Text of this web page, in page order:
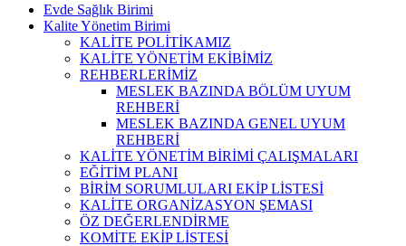
Evde Sağlık Birimi
Kalite Yönetim Birimi
KALİTE POLİTİKAMIZ
KALİTE YÖNETİM EKİBİMİZ
REHBERLERİMİZ
MESLEK BAZINDA BÖLÜM UYUM
REHBERİ
MESLEK BAZINDA GENEL UYUM
REHBERİ
KALİTE YÖNETİM BİRİMİ ÇALIŞMALARI
EĞİTİM PLANI
BİRİM SORUMLULARI EKİP LİSTESİ
KALİTE ORGANİZASYON ŞEMASI
ÖZ DEĞERLENDİRME
KOMİTE EKİP LİSTESİ